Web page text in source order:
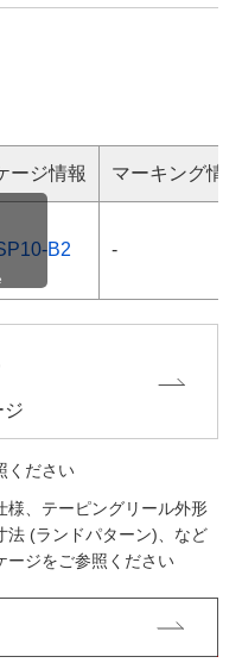
ージ情報 マーキング情
B2 -
ジ
ください
様、テーピングリール外形
法 (ランドパターン)、など
ージをご参照ください